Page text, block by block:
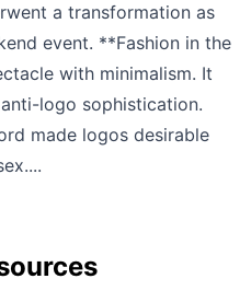
a transformation as
event. **Fashion in the
with minimalism. It
logo sophistication.
made logos desirable